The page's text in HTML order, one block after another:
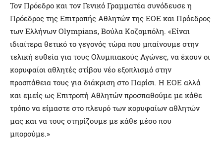
Τον Πρόεδρο και τον Γενικό Γραμματέα συνόδευσε η
Πρόεδρος της Επιτροπής Αθλητών της ΕΟΕ και Πρόεδρος
των Ελλήνων Olympians, Βούλα Κοζομπόλη. «Είναι
ιδιαίτερα θετικό το γεγονός τώρα που μπαίνουμε στην
τελική ευθεία για τους Ολυμπιακούς Αγώνες, να έχουν οι
κορυφαίοι αθλητές στίβου νέο εξοπλισμό στην
προσπάθεια τους για διάκριση στο Παρίσι. Η ΕΟΕ αλλά
και εμείς ως Επιτροπή Αθλητών προσπαθούμε με κάθε
τρόπο να είμαστε στο πλευρό των κορυφαίων αθλητών
μας και να τους στηρίζουμε με κάθε μέσο που
μπορούμε.»